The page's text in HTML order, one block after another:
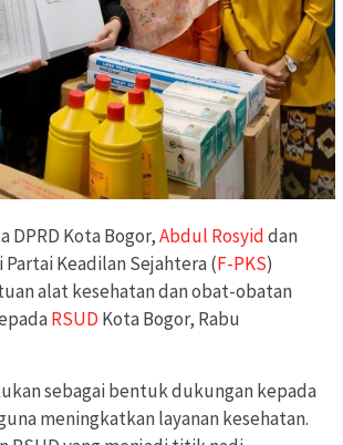
DPRD Kota Bogor,Abdul Rosyiddan
Keadilan Sejahtera (F-PKS)
alat kesehatan dan obat-obatan
RSUD Kota Bogor, Rabu
sebagai bentuk dukungan kepada
meningkatkan layanan kesehatan.